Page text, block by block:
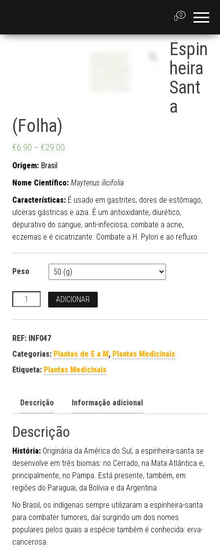
0
Espin
heira
Sant
a
(Folha)
€6.90 – €29.00
Origem: Brasil
Nome Científico: Maytenus ilicifolia
Características: É usado em gastrites, dores de estômago,
ulceras gástricas e azia. É um antioxidante, diurético,
depurativo do sangue, anti-infeciosa, combate a acne,
eczemas e é cicatrizante. Combate a H. Pylori e ao refluxo.
Peso
Quantidade ADICIONAR
REF: INF047
Categorias: Plantas de E a M, Plantas Medicinais
Etiqueta: Plantas Medicinais
Descrição Informação adicional
Descrição
História: Originária da América do Sul, a espinheira-santa se
desenvolve em três biomas: no Cerrado, na Mata Atlântica e,
principalmente, no Pampa. Está presente, também, em
regiões do Paraguai, da Bolívia e da Argentina.
No Brasil, os indígenas sempre utilizaram a espinheira-santa
para combater tumores, daí surgindo um dos nomes
populares pelos quais a espécie também é conhecida: erva-
cancerosa.